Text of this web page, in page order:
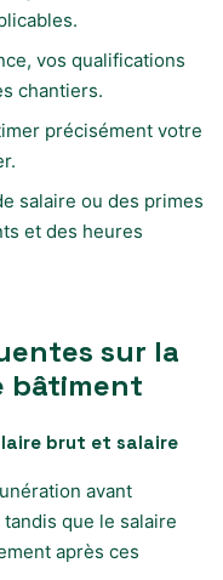
vos qualifications
chantiers.
précisément votre
salaire ou des primes
et des heures
sur la
bâtiment
brut et salaire
avant
que le salaire
après ces